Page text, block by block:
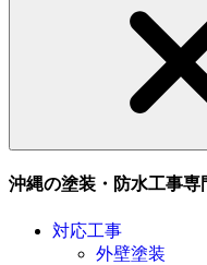
沖縄の塗装・防水工事
対応工事
外壁塗装